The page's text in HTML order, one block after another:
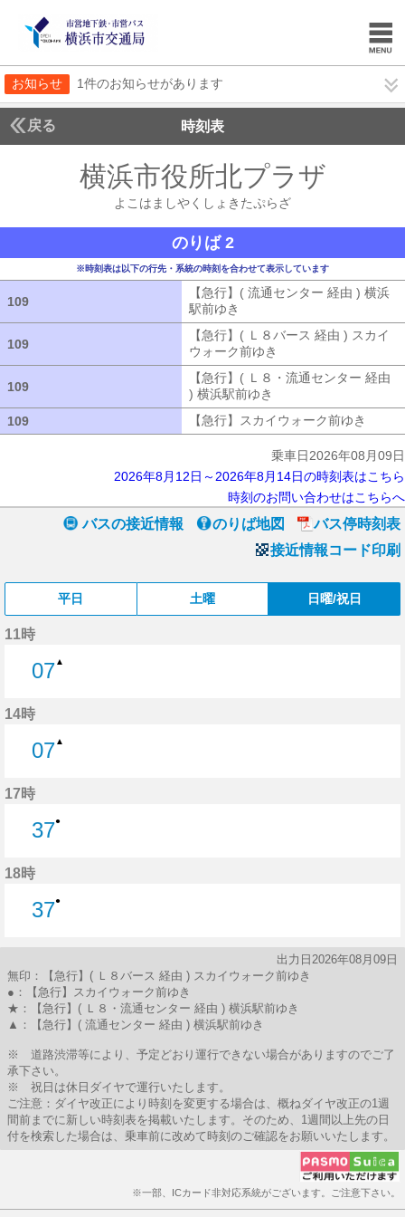
お知らせ 1件のお知らせがあります
戻る 時刻表
横浜市役所北プラザ
よこはましやくしょきたぷらざ
のりば 2
※時刻表は以下の行先・系統の時刻を合わせて表示しています
109
【急行】( 流通センター 経由 ) 横浜
駅前ゆき
109
【急行】( Ｌ８バース 経由 ) スカイ
ウォーク前ゆき
109
【急行】( Ｌ８・流通センター 経由
) 横浜駅前ゆき
109
【急行】スカイウォーク前ゆき
乗車日2026年08月09日
2026年8月12日～2026年8月14日の時刻表はこちら
時刻のお問い合わせはこちらへ
バスの接近情報 のりば地図
バス停時刻表
接近情報コード印刷
平日 土曜 日曜/祝日
11時
07▲
14時
07▲
17時
37●
18時
37●
出力日2026年08月09日
無印：【急行】( Ｌ８バース 経由 ) スカイウォーク前ゆき
●：【急行】スカイウォーク前ゆき
★：【急行】( Ｌ８・流通センター 経由 ) 横浜駅前ゆき
▲：【急行】( 流通センター 経由 ) 横浜駅前ゆき
※ 道路渋滞等により、予定どおり運行できない場合がありますのでご了
承下さい。
※ 祝日は休日ダイヤで運行いたします。
ご注意：ダイヤ改正により時刻を変更する場合は、概ねダイヤ改正の1週
間前までに新しい時刻表を掲載いたします。そのため、1週間以上先の日
付を検索した場合は、乗車前に改めて時刻のご確認をお願いいたします。
※一部、ICカード非対応系統がございます。ご注意下さい。